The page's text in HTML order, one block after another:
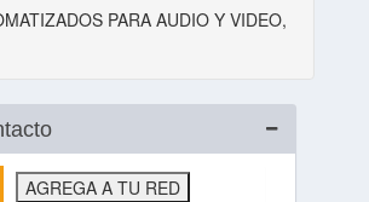
PARA AUDIO Y VIDEO,
AGREGA A TU RED